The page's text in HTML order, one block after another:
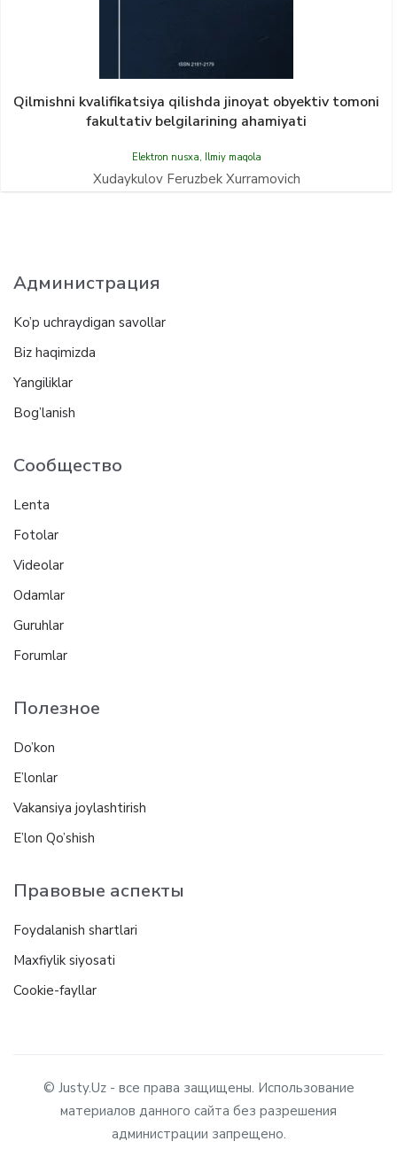
Qilmishni kvalifikatsiya qilishda jinoyat obyektiv tomoni
fakultativ belgilarining ahamiyati
Elektron nusxa, Ilmiy maqola
Xudaykulov Feruzbek Xurramovich
Администрация
Ko’p uchraydigan savollar
Biz haqimizda
Yangiliklar
Bog’lanish
Сообщество
Lenta
Fotolar
Videolar
Odamlar
Guruhlar
Forumlar
Полезное
Do’kon
E’lonlar
Vakansiya joylashtirish
E’lon Qo’shish
Правовые аспекты
Foydalanish shartlari
Maxfiylik siyosati
Cookie-fayllar
© Justy.Uz - все права защищены. Использование
материалов данного сайта без разрешения
администрации запрещено.